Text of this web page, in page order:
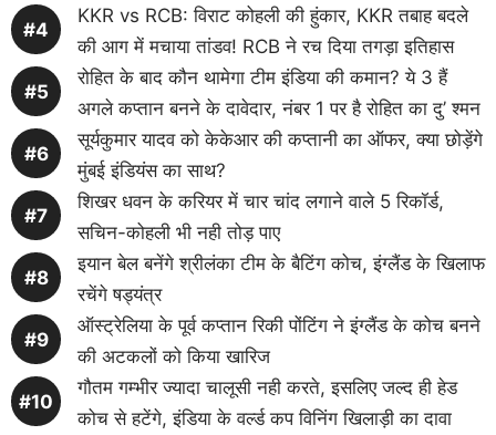
KKR vs RCB: विराट कोहली की हुंकार, KKR तबाह बदले
की आग में मचाया तांडव! RCB ने रच दिया तगड़ा इतिहास
रोहित के बाद कौन थामेगा टीम इंडिया की कमान? ये 3 हैं
अगले कप्तान बनने के दावेदार, नंबर 1 पर है रोहित का दु’ श्मन
सूर्यकुमार यादव को केकेआर की कप्तानी का ऑफर, क्या छोड़ेंगे
मुंबई इंडियंस का साथ?
शिखर धवन के करियर में चार चांद लगाने वाले 5 रिकॉर्ड,
सचिन-कोहली भी नही तोड़ पाए
इयान बेल बनेंगे श्रीलंका टीम के बैटिंग कोच, इंग्लैंड के खिलाफ
रचेंगे षड्यंत्र
ऑस्ट्रेलिया के पूर्व कप्तान रिकी पोंटिंग ने इंग्लैंड के कोच बनने
की अटकलों को किया खारिज
गौतम गम्भीर ज्यादा चालूसी नही करते, इसलिए जल्द ही हेड
कोच से हटेंगे, इंडिया के वर्ल्ड कप विनिंग खिलाड़ी का दावा